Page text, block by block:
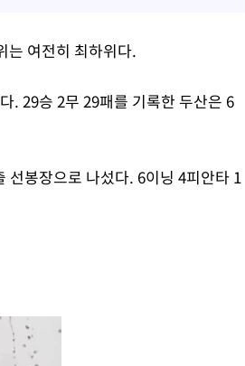
는 여전히 최하위다.
. 29승 2무 29패를 기록한 두산은 6
선봉장으로 나섰다. 6이닝 4피안타 1